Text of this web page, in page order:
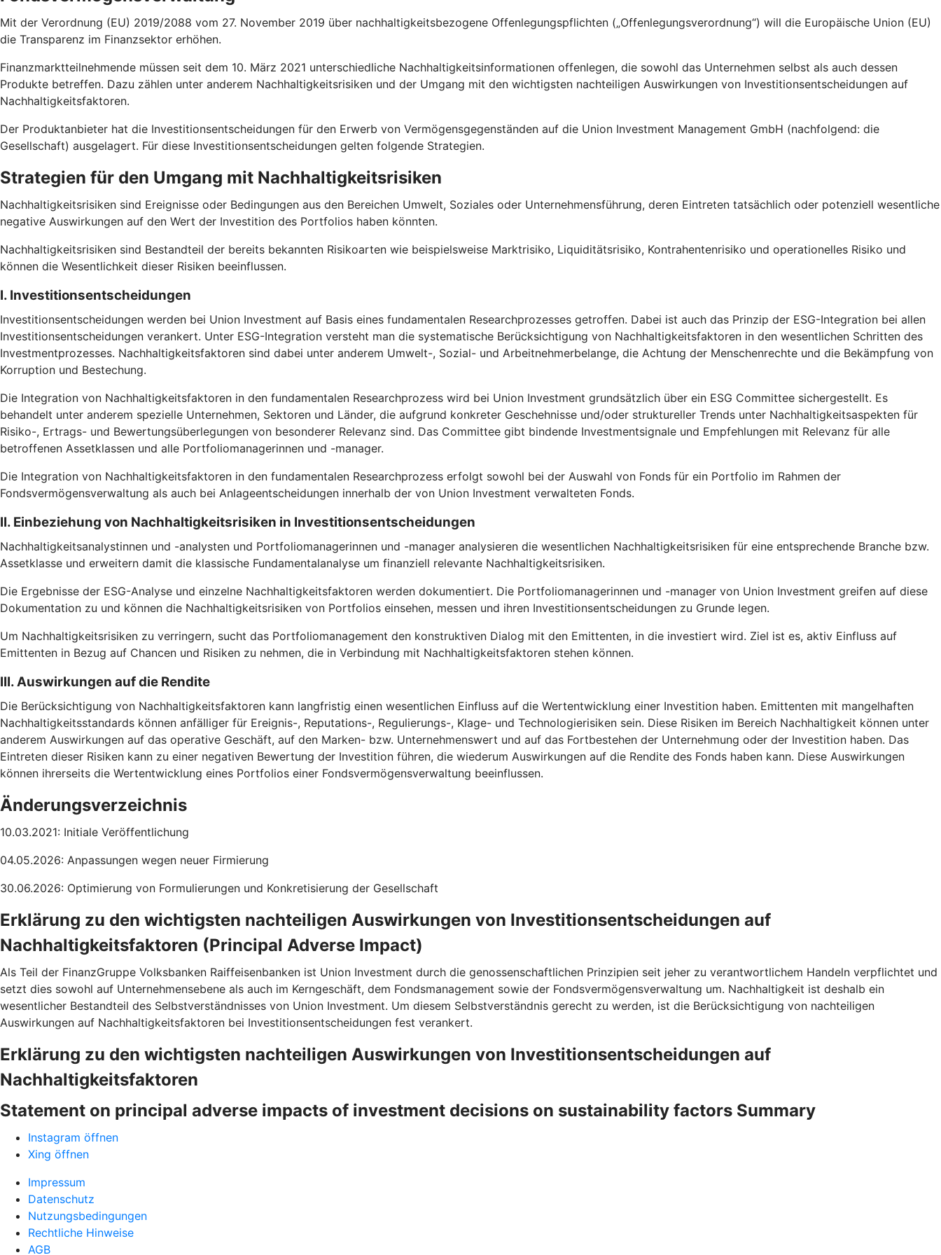
Mit der Verordnung (EU) 2019/2088 vom 27. November 2019 über nachhaltigkeitsbezogene Offenlegungspflichten („Offenlegungsverordnung“) will die Europäische Union (EU)
die Transparenz im Finanzsektor erhöhen.
Finanzmarktteilnehmende müssen seit dem 10. März 2021 unterschiedliche Nachhaltigkeitsinformationen offenlegen, die sowohl das Unternehmen selbst als auch dessen
Produkte betreffen. Dazu zählen unter anderem Nachhaltigkeitsrisiken und der Umgang mit den wichtigsten nachteiligen Auswirkungen von Investitionsentscheidungen auf
Nachhaltigkeitsfaktoren.
Der Produktanbieter hat die Investitionsentscheidungen für den Erwerb von Vermögensgegenständen auf die Union Investment Management GmbH (nachfolgend: die
Gesellschaft) ausgelagert. Für diese Investitionsentscheidungen gelten folgende Strategien.
Strategien für den Umgang mit Nachhaltigkeitsrisiken
Nachhaltigkeitsrisiken sind Ereignisse oder Bedingungen aus den Bereichen Umwelt, Soziales oder Unternehmensführung, deren Eintreten tatsächlich oder potenziell wesentliche
negative Auswirkungen auf den Wert der Investition des Portfolios haben könnten.
Nachhaltigkeitsrisiken sind Bestandteil der bereits bekannten Risikoarten wie beispielsweise Marktrisiko, Liquiditätsrisiko, Kontrahentenrisiko und operationelles Risiko und
können die Wesentlichkeit dieser Risiken beeinflussen.
I. Investitionsentscheidungen
Investitionsentscheidungen werden bei Union Investment auf Basis eines fundamentalen Researchprozesses getroffen. Dabei ist auch das Prinzip der ESG-Integration bei allen
Investitionsentscheidungen verankert. Unter ESG-Integration versteht man die systematische Berücksichtigung von Nachhaltigkeitsfaktoren in den wesentlichen Schritten des
Investmentprozesses. Nachhaltigkeitsfaktoren sind dabei unter anderem Umwelt-, Sozial- und Arbeitnehmerbelange, die Achtung der Menschenrechte und die Bekämpfung von
Korruption und Bestechung.
Die Integration von Nachhaltigkeitsfaktoren in den fundamentalen Researchprozess wird bei Union Investment grundsätzlich über ein ESG Committee sichergestellt. Es
behandelt unter anderem spezielle Unternehmen, Sektoren und Länder, die aufgrund konkreter Geschehnisse und/oder struktureller Trends unter Nachhaltigkeitsaspekten für
Risiko-, Ertrags- und Bewertungsüberlegungen von besonderer Relevanz sind. Das Committee gibt bindende Investmentsignale und Empfehlungen mit Relevanz für alle
betroffenen Assetklassen und alle Portfoliomanagerinnen und -manager.
Die Integration von Nachhaltigkeitsfaktoren in den fundamentalen Researchprozess erfolgt sowohl bei der Auswahl von Fonds für ein Portfolio im Rahmen der
Fondsvermögensverwaltung als auch bei Anlageentscheidungen innerhalb der von Union Investment verwalteten Fonds.
II. Einbeziehung von Nachhaltigkeitsrisiken in Investitionsentscheidungen
Nachhaltigkeitsanalystinnen und -analysten und Portfoliomanagerinnen und -manager analysieren die wesentlichen Nachhaltigkeitsrisiken für eine entsprechende Branche bzw.
Assetklasse und erweitern damit die klassische Fundamentalanalyse um finanziell relevante Nachhaltigkeitsrisiken.
Die Ergebnisse der ESG-Analyse und einzelne Nachhaltigkeitsfaktoren werden dokumentiert. Die Portfoliomanagerinnen und -manager von Union Investment greifen auf diese
Dokumentation zu und können die Nachhaltigkeitsrisiken von Portfolios einsehen, messen und ihren Investitionsentscheidungen zu Grunde legen.
Um Nachhaltigkeitsrisiken zu verringern, sucht das Portfoliomanagement den konstruktiven Dialog mit den Emittenten, in die investiert wird. Ziel ist es, aktiv Einfluss auf
Emittenten in Bezug auf Chancen und Risiken zu nehmen, die in Verbindung mit Nachhaltigkeitsfaktoren stehen können.
III. Auswirkungen auf die Rendite
Die Berücksichtigung von Nachhaltigkeitsfaktoren kann langfristig einen wesentlichen Einfluss auf die Wertentwicklung einer Investition haben. Emittenten mit mangelhaften
Nachhaltigkeitsstandards können anfälliger für Ereignis-, Reputations-, Regulierungs-, Klage- und Technologierisiken sein. Diese Risiken im Bereich Nachhaltigkeit können unter
anderem Auswirkungen auf das operative Geschäft, auf den Marken- bzw. Unternehmenswert und auf das Fortbestehen der Unternehmung oder der Investition haben. Das
Eintreten dieser Risiken kann zu einer negativen Bewertung der Investition führen, die wiederum Auswirkungen auf die Rendite des Fonds haben kann. Diese Auswirkungen
können ihrerseits die Wertentwicklung eines Portfolios einer Fondsvermögensverwaltung beeinflussen.
Änderungsverzeichnis
10.03.2021: Initiale Veröffentlichung
04.05.2026: Anpassungen wegen neuer Firmierung
30.06.2026: Optimierung von Formulierungen und Konkretisierung der Gesellschaft
Erklärung zu den wichtigsten nachteiligen Auswirkungen von Investitionsentscheidungen auf
Nachhaltigkeitsfaktoren (Principal Adverse Impact)
Als Teil der FinanzGruppe Volksbanken Raiffeisenbanken ist Union Investment durch die genossenschaftlichen Prinzipien seit jeher zu verantwortlichem Handeln verpflichtet und
setzt dies sowohl auf Unternehmensebene als auch im Kerngeschäft, dem Fondsmanagement sowie der Fondsvermögensverwaltung um. Nachhaltigkeit ist deshalb ein
wesentlicher Bestandteil des Selbstverständnisses von Union Investment. Um diesem Selbstverständnis gerecht zu werden, ist die Berücksichtigung von nachteiligen
Auswirkungen auf Nachhaltigkeitsfaktoren bei Investitionsentscheidungen fest verankert.
Erklärung zu den wichtigsten nachteiligen Auswirkungen von Investitionsentscheidungen auf
Nachhaltigkeitsfaktoren
Statement on principal adverse impacts of investment decisions on sustainability factors Summary
Instagram öffnen
Xing öffnen
Impressum
Datenschutz
Nutzungsbedingungen
Rechtliche Hinweise
AGB